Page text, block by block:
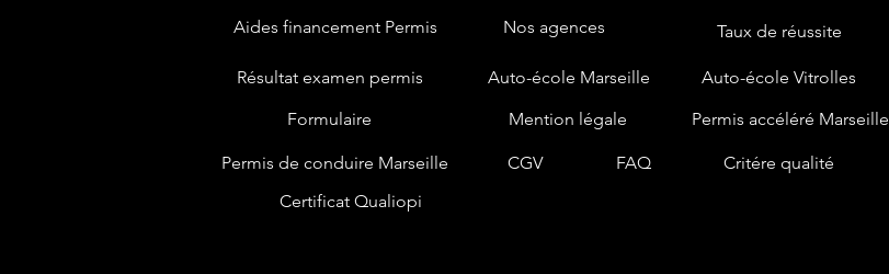
Aides financement Permis
Résultat examen permis
Formulaire
Nos agences Taux de réussite
Auto-école Marseille
Auto-école Vitrolles
Mention légale
Permis accéléré Marseille
Permis de conduire Marseille Critére qualité
CGV FAQ
Certificat Qualiopi